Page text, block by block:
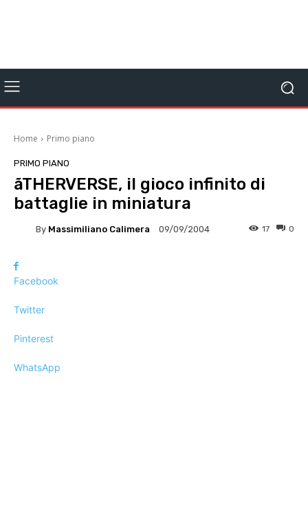
Home Primo piano
PRIMO PIANO
ãTHERVERSE, il gioco infinito di
battaglie in miniatura
By Massimiliano Calimera 09/09/2004 0
17
Facebook
Twitter
Pinterest
WhatsApp